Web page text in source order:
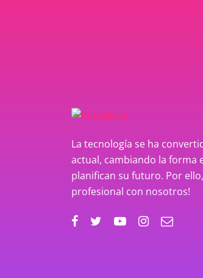
La tecnología se ha
actual, cambiando la forma
planifican su futuro. Por
profesional con nosotros!